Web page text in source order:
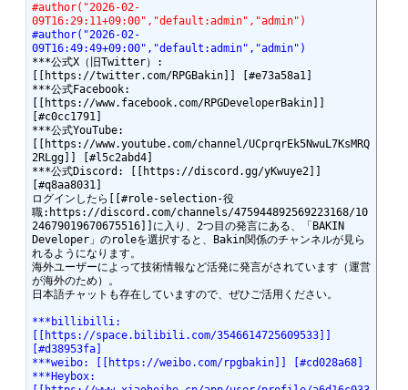
#author("2026-02-
09T16:29:11+09:00","default:admin","admin")
#author("2026-02-
09T16:49:49+09:00","default:admin","admin")
***公式X（旧Twitter）:
[[https://twitter.com/RPGBakin]] [#e73a58a1]
***公式Facebook:
[[https://www.facebook.com/RPGDeveloperBakin]]
[#c0cc1791]
***公式YouTube:
[[https://www.youtube.com/channel/UCprqrEk5NwuL7KsMRQ
2RLgg]] [#l5c2abd4]
***公式Discord: [[https://discord.gg/yKwuye2]]
[#q8aa8031]
ログインしたら[[#role-selection-役
職:https://discord.com/channels/475944892569223168/10
24679019670675516]]に入り、2つ目の発言にある、「BAKIN
Developer」のroleを選択すると、Bakin関係のチャンネルが見ら
れるようになります。
海外ユーザーによって技術情報など活発に発言がされています（運営
が海外のため）。
***billibilli:
[[https://space.bilibili.com/3546614725609533]]
[#d38953fa]
***weibo: [[https://weibo.com/rpgbakin]] [#cd028a68]
***Heybox: